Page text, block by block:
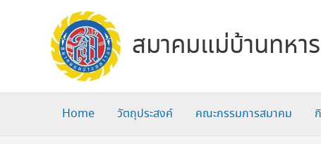
สมาคมแม่บ้านทหา
Home วัตถุประสงค์ คณะกรรมการสมาคม